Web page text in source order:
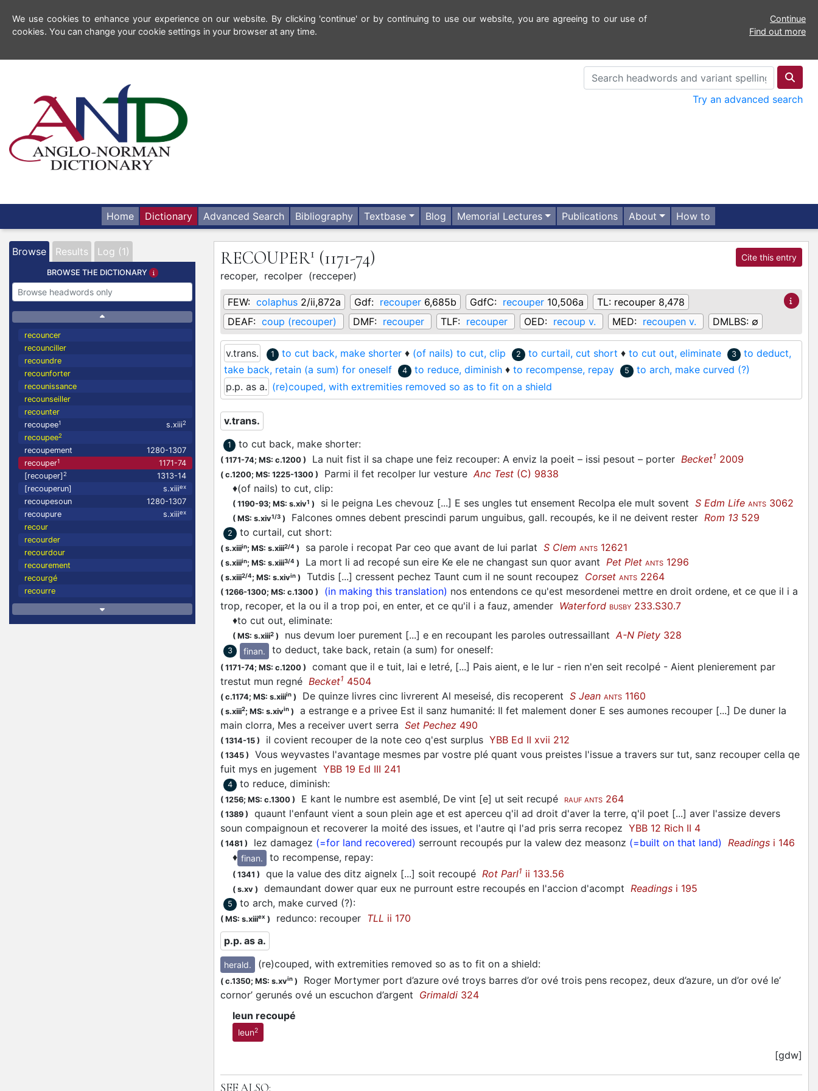
We use cookies to enhance your experience on our website. By clicking 'continue' or by continuing to use our website, you are agreeing to our use of
cookies. You can change your cookie settings in your browser at any time.
Continue
Find out more
Try an advanced search
Home Dictionary Advanced Search Bibliography Textbase Blog Memorial Lectures Publications About How to
Browse Results Log (1)
BROWSE THE DICTIONARY
recouncer
recounciller
recoundre
recounforter
recounissance
recounseiller
recounter
recoupee1 s.xiii2
recoupee2
recoupement
1280-1307
recouper1
1171-74
[recouper]2
1313-14
[recouperun]
s.xiiiex
recoupesoun
1280-1307
recoupure
s.xiiiex
recour
recourder
recourdour
recourement
recourgé
recourre
RECOUPER1 (1171-74) Cite this entry
recoper, recolper (recceper)
FEW: colaphus 2/ii,872a Gdf: recouper 6,685b GdfC: recouper 10,506a TL: recouper 8,478
DEAF: coup (recouper) DMF: recouper TLF: recouper OED: recoup v. MED: recoupen v. DMLBS: ∅
v.trans. 1 to cut back, make shorter ♦ (of nails) to cut, clip 2 to curtail, cut short ♦ to cut out, eliminate 3
to deduct,
take back, retain (a sum) for oneself
4 to reduce, diminish ♦ to recompense, repay 5
to arch, make curved (?)
p.p. as a. (re)couped, with extremities removed so as to fit on a shield
v.trans.
1 to cut back, make shorter:
( 1171-74; MS: c.1200 ) La nuit fist il sa chape une feiz recouper: A enviz la poeit – issi pesout – porter Becket1 2009
( c.1200; MS: 1225-1300 ) Parmi il fet recolper lur vestureAnc Test (C) 9838
♦(of nails) to cut, clip:
( 1190-93; MS: s.xiv1 ) si le peigna Les chevouz [...] E ses ungles tut ensement Recolpa ele mult sovent S Edm Life ANTS 3062
( MS: s.xiv1/3 ) Falcones omnes debent prescindi parum unguibus, gall. recoupés, ke il ne deivent rester Rom 13 529
2 to curtail, cut short:
( s.xiiiin; MS: s.xiii2/4 ) sa parole i recopat Par ceo que avant de lui parlat S Clem ANTS 12621
( s.xiiiin; MS: s.xiii3/4 ) La mort li ad recopé sun eire Ke ele ne changast sun quor avant Pet Plet ANTS 1296
( s.xiii2/4; MS: s.xivin ) Tutdis [...] cressent pechez Taunt cum il ne sount recoupez Corset ANTS 2264
( 1266-1300; MS: c.1300 ) (in making this translation) nos entendons ce qu'est mesordenei mettre en droit ordene, et ce que il i a
trop, recoper, et la ou il a trop poi, en enter, et ce qu'il i a fauz, amender Waterford BUSBY 233.S30.7
♦to cut out, eliminate:
( MS: s.xiii2 ) nus devum loer purement [...] e en recoupant les paroles outressaillantA-N Piety 328
3 finan. to deduct, take back, retain (a sum) for oneself:
( 1171-74; MS: c.1200 )
comant que il e tuit, lai e letré, [...] Pais aient, e le lur - rien n'en seit recolpé - Aient plenierement par
trestut mun regné Becket1 4504
( c.1174; MS: s.xiiiin ) De quinze livres cinc livrerent Al meseisé, dis recoperent S Jean ANTS 1160
( s.xiii2; MS: s.xivin )
a estrange e a privee Est il sanz humanité: Il fet malement doner E ses aumones recouper [...] De duner la
main clorra, Mes a receiver uvert serra Set Pechez 490
( 1314-15 ) il covient recouper de la note ceo q'est surplus YBB Ed II xvii 212
( 1345 )
Vous weyvastes l'avantage mesmes par vostre plé quant vous preistes l'issue a travers sur tut, sanz recouper cella qe
fuit mys en jugement YBB 19 Ed III 241
4 to reduce, diminish:
( 1256; MS: c.1300 ) E kant le numbre est asemblé, De vint [e] ut seit recupé RAUF ANTS 264
( 1389 )
quaunt l'enfaunt vient a soun plein age et est aperceu q'il ad droit d'aver la terre, q'il poet [...] aver l'assize devers
soun compaignoun et recoverer la moité des issues, et l'autre qi l'ad pris serra recopez YBB 12 Rich II 4
( 1481 ) lez damagez (=for land recovered) serrount recoupés pur la valew dez measonz (=built on that land) Readings i 146
♦ finan. to recompense, repay:
( 1341 ) que la value des ditz aignelx [...] soit recoupé Rot Parl1 ii 133.56
( s.xv ) demaundant dower quar eux ne purrount estre recoupés en l'accion d'acompt Readings i 195
5 to arch, make curved (?):
( MS: s.xiiiex ) redunco: recouper TLL ii 170
p.p. as a.
herald. (re)couped, with extremities removed so as to fit on a shield:
( c.1350; MS: s.xvin )
Roger Mortymer port d’azure ové troys barres d’or ové trois pens recopez, deux d’azure, un d’or ové le’
cornor’ gerunés ové un escuchon d’argent Grimaldi 324
leun recoupé
leun2
[gdw]
SEE ALSO: